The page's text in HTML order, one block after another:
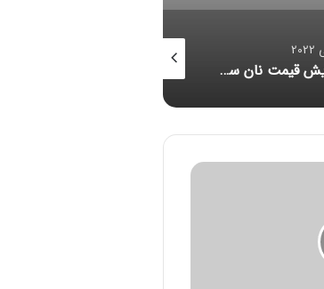
افزایش قیمت نان سنتی تکذیب شد/ قیمت نان فانتزی رقابتی است